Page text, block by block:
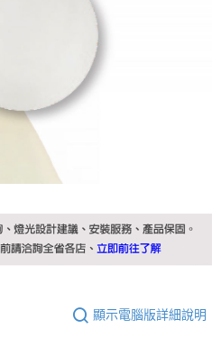
顯示電腦版詳細說明